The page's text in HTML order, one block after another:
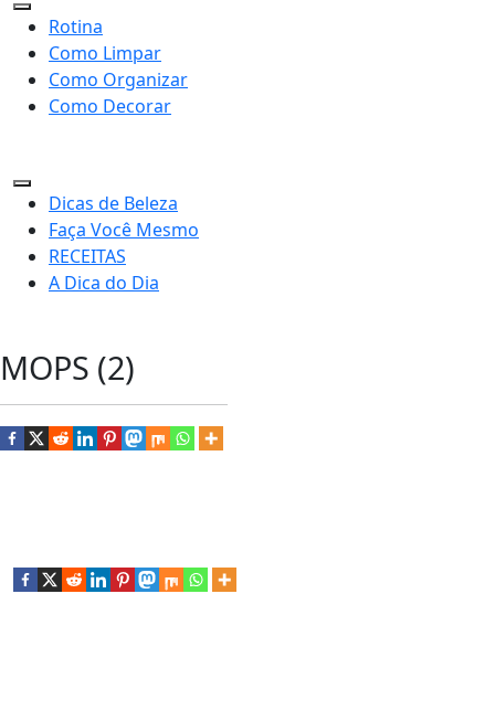
Rotina
Como Limpar
Como Organizar
Como Decorar
Dicas de Beleza
Faça Você Mesmo
RECEITAS
A Dica do Dia
MOPS (2)